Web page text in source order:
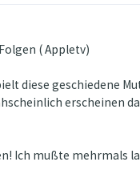
( Appletv)
diese geschiedene
erscheinen
Ich mußte mehrmals